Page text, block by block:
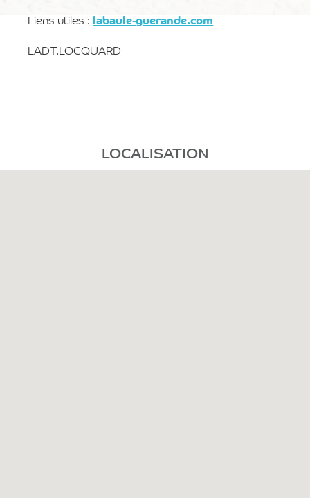
Liens utiles : labaule-guerande.com
LADT.LOCQUARD
LOCALISATION